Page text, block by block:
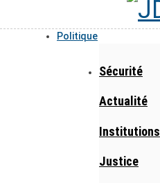
Politique
Sécurité
Actualité
Institutions
Justice